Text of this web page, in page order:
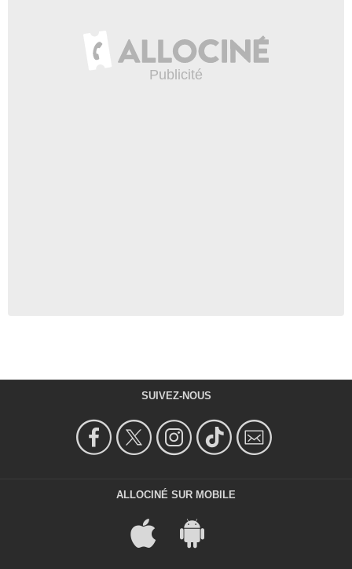
SUIVEZ-NOUS
ALLOCINÉ SUR MOBILE